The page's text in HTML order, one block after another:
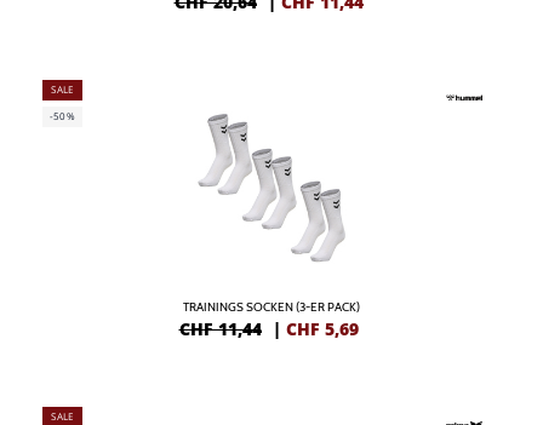
SALE
-50%
TRAININGS SOCKEN (3-ER PACK)
CHF 11,44 | CHF 5,69
SALE